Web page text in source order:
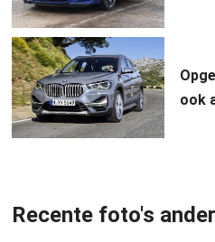
ook
Recente foto's